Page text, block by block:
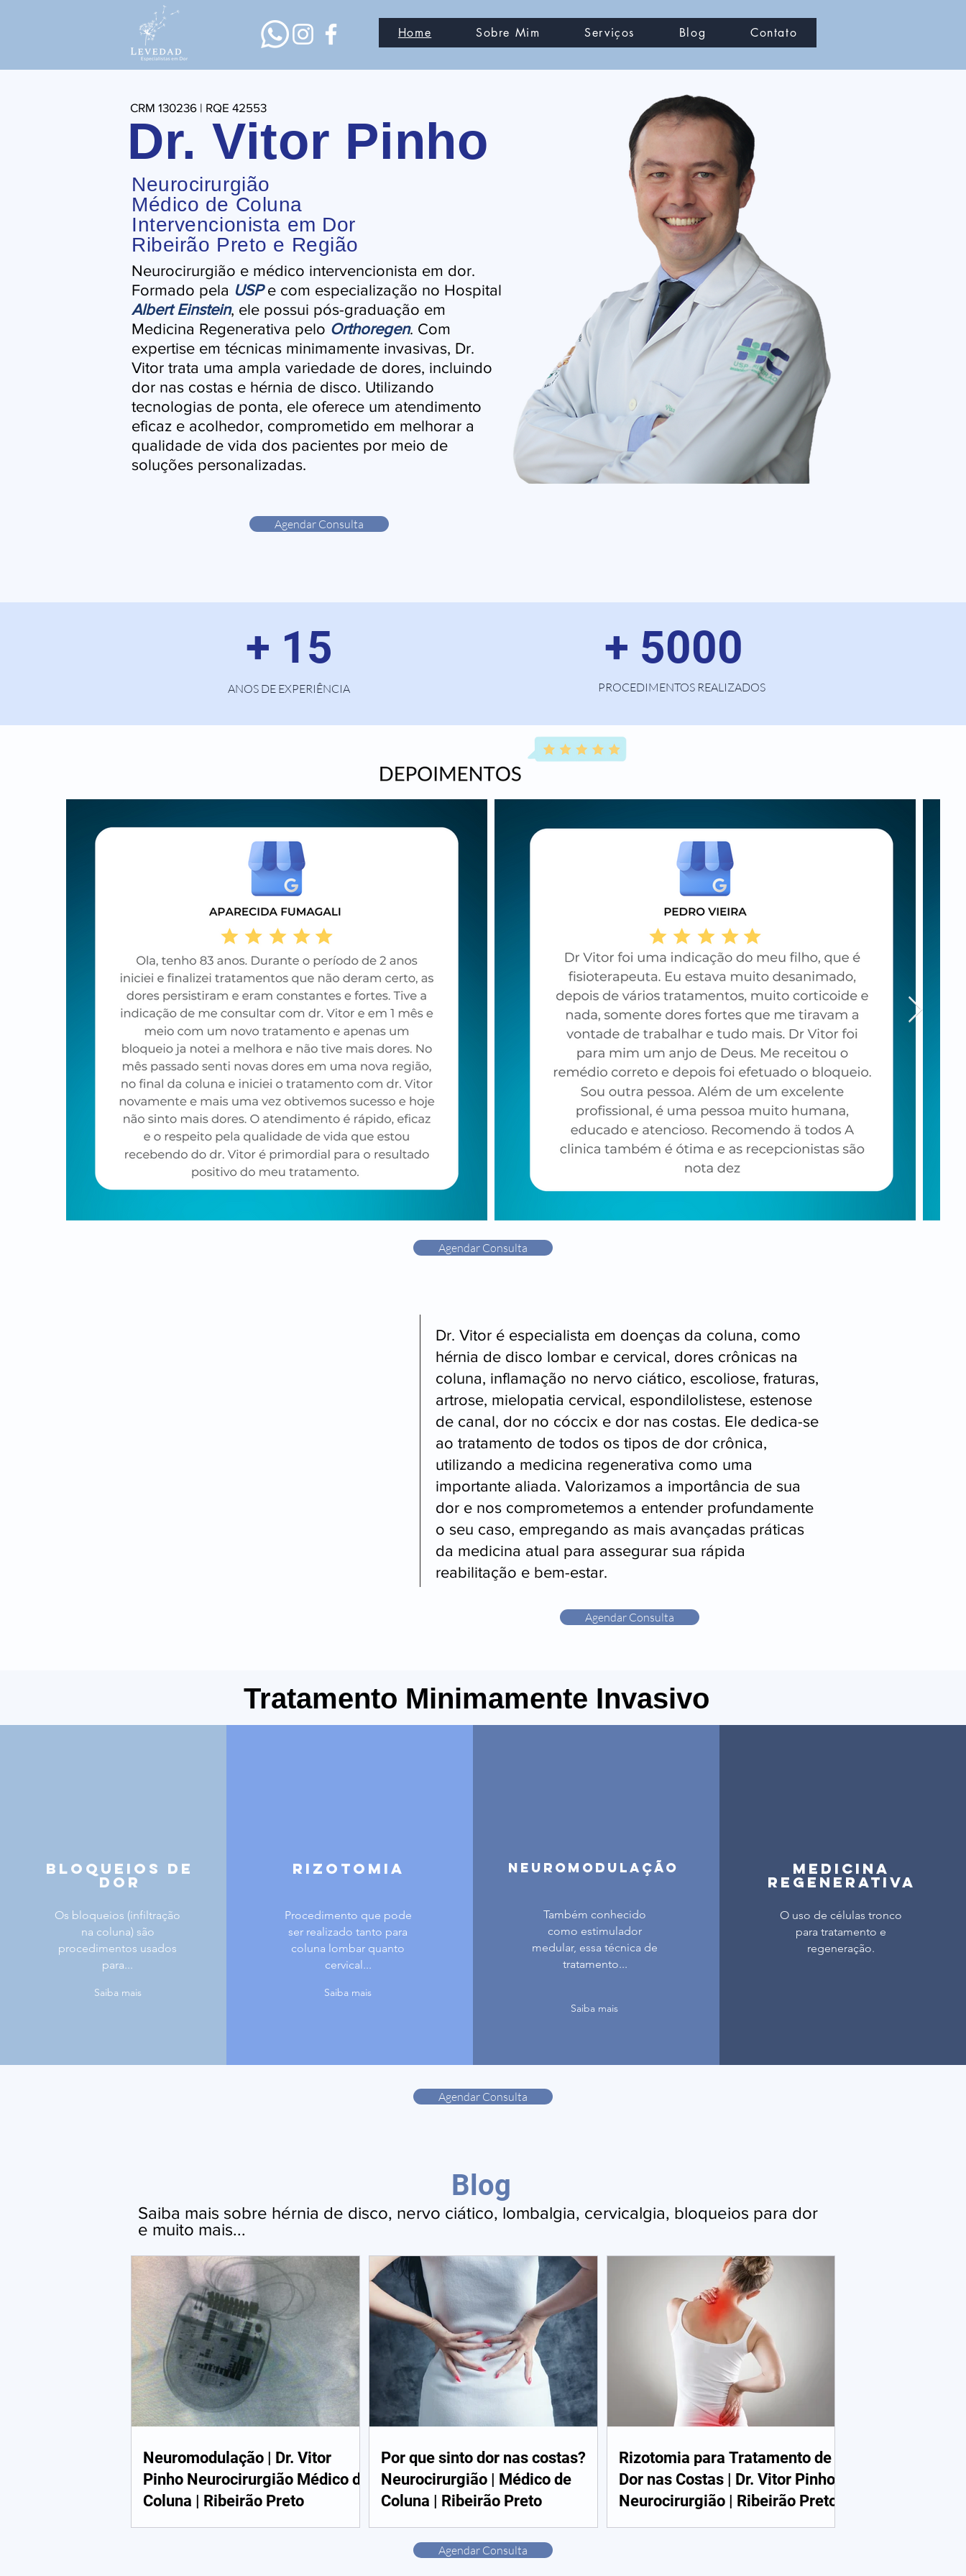
Home Sobre Mim Serviços Blog Contato
Dr. Vitor Pinho
Neurocirurgião
Médico de Coluna
Intervencionista em Dor
Ribeirão Preto e Região
Neurocirurgião e médico intervencionista em dor.
Formado pela USPe com especialização no Hospital
Albert Einstein, ele possui pós-graduação em
Medicina Regenerativa pelo Orthoregen. Com
expertise em técnicas minimamente invasivas, Dr.
Vitor trata uma ampla variedade de dores, incluindo
dor nas costas e hérnia de disco. Utilizando
tecnologias de ponta, ele oferece um atendimento
eficaz e acolhedor, comprometido em melhorar a
qualidade de vida dos pacientes por meio de
soluções personalizadas.
CRM 130236 | RQE 42553
Agendar Consulta
+ 15
ANOS DE EXPERIÊNCIA
+ 5000
PROCEDIMENTOS REALIZADOS
Agendar Consulta
Dr. Vitor é especialista em doenças da coluna, como
hérnia de disco lombar e cervical, dores crônicas na
coluna, inflamação no nervo ciático, escoliose, fraturas,
artrose, mielopatia cervical, espondilolistese, estenose
de canal, dor no cóccix e dor nas costas. Ele dedica-se
ao tratamento de todos os tipos de dor crônica,
utilizando a medicina regenerativa como uma
importante aliada. Valorizamos a importância de sua
dor e nos comprometemos a entender profundamente
o seu caso, empregando as mais avançadas práticas
da medicina atual para assegurar sua rápida
reabilitação e bem-estar.
Agendar Consulta
Tratamento Minimamente Invasivo
Bloqueios de
Dor
Os bloqueios (infiltração
na coluna) são
procedimentos usados
para...
Saiba mais
Rizotomia
Procedimento que pode
ser realizado tanto para
coluna lombar quanto
cervical...
Saiba mais
Neuromodulação
Também conhecido
como estimulador
medular, essa técnica de
tratamento...
Saiba mais
Medicina
regenerativa
O uso de células tronco
para tratamento e
regeneração.
Agendar Consulta
Blog
Saiba mais sobre hérnia de disco, nervo ciático, lombalgia, cervicalgia, bloqueios para dor
e muito mais...
Neuromodulação | Dr. Vitor
Pinho Neurocirurgião Médico de
Coluna | Ribeirão Preto
Por que sinto dor nas costas?
Neurocirurgião | Médico de
Coluna | Ribeirão Preto
Rizotomia para Tratamento de
Dor nas Costas | Dr. Vitor Pinho
Neurocirurgião | Ribeirão Preto
Agendar Consulta